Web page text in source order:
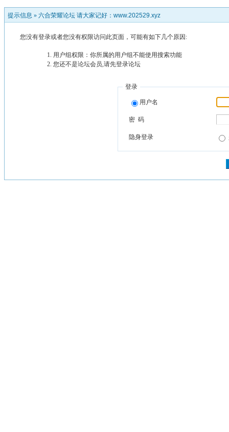
提示信息 » 六合荣耀论坛 请大家记好：www.202529.xyz
您没有登录或者您没有权限访问此页面，可能有如下几个原因:
用户组权限：你所属的用户组不能使用搜索功能
您还不是论坛会员,请先登录论坛
登录
用户名
密 码
隐身登录